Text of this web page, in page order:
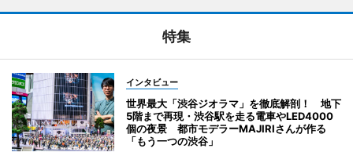
特集
インタビュー
世界最大「渋谷ジオラマ」を徹底解剖！ 地下
5階まで再現・渋谷駅を走る電車やLED4000
個の夜景 都市モデラーMAJIRIさんが作る
「もう一つの渋谷」